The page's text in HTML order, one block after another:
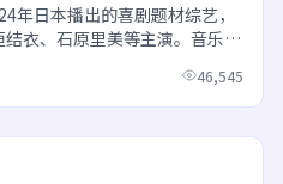
年日本播出的喜剧题材综艺，
衣、石原里美等主演。音乐与
46,545